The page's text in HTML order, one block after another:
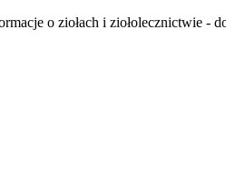
o ziołach i ziołolecznictwie -